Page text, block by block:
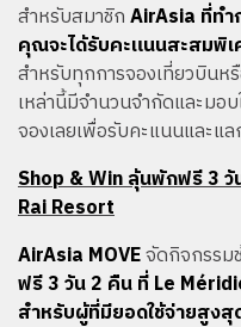
สำหรับสมาชิกAirAsia ที่ทำ
คุณจะได้รับคะแนนสะสมพิ
สำหรับทุกการจองเที่ยวบิน
เหล่านี้มีจำนวนจำกัดและมอ
จองเลยเพื่อรับคะแนนและแ
Shop & Win ลุ้นพักฟรี 3
Rai Resort
AirAsia MOVEจัดกิจกรรม
ฟรี 3 วัน 2 คืน ที่ Le
สำหรับผู้ที่มียอดใช้จ่ายสูง